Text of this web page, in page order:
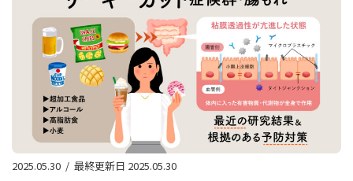
2025.05.30 / 最終更新日 2025.05.30